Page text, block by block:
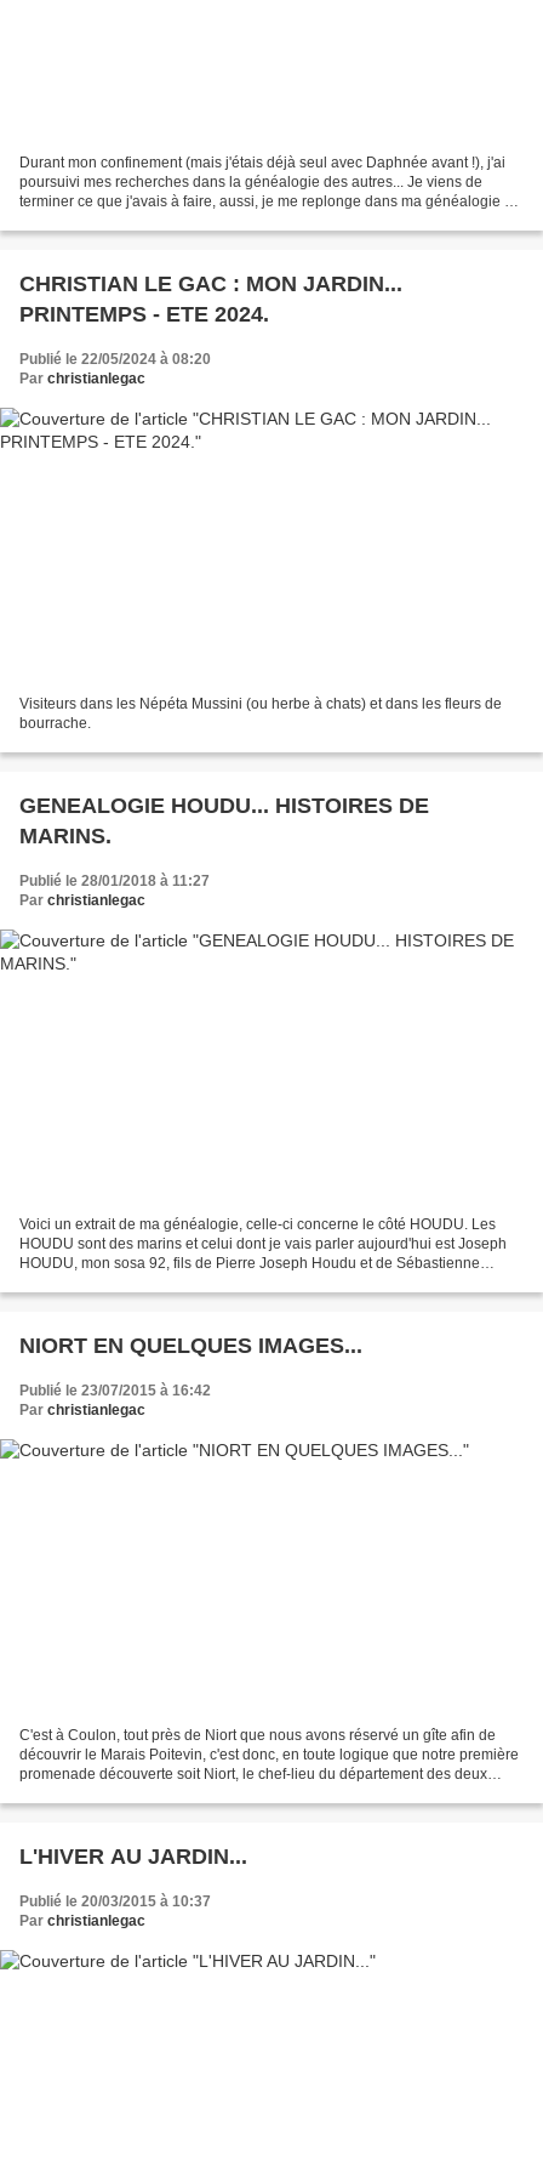
Durant mon confinement (mais j'étais déjà seul avec Daphnée avant !), j'ai
poursuivi mes recherches dans la généalogie des autres... Je viens de
terminer ce que j'avais à faire, aussi, je me replonge dans ma généalogie et
CHRISTIAN LE GAC : MON JARDIN...
PRINTEMPS - ETE 2024.
Publié le 22/05/2024 à 08:20
Par christianlegac
Visiteurs dans les Népéta Mussini (ou herbe à chats) et dans les fleurs de
bourrache.
GENEALOGIE HOUDU... HISTOIRES DE
MARINS.
Publié le 28/01/2018 à 11:27
Par christianlegac
Voici un extrait de ma généalogie, celle-ci concerne le côté HOUDU. Les
HOUDU sont des marins et celui dont je vais parler aujourd'hui est Joseph
HOUDU, mon sosa 92, fils de Pierre Joseph Houdu et de Sébastienne
NIORT EN QUELQUES IMAGES...
Publié le 23/07/2015 à 16:42
Par christianlegac
C'est à Coulon, tout près de Niort que nous avons réservé un gîte afin de
découvrir le Marais Poitevin, c'est donc, en toute logique que notre première
promenade découverte soit Niort, le chef-lieu du département des deux
L'HIVER AU JARDIN...
Publié le 20/03/2015 à 10:37
Par christianlegac